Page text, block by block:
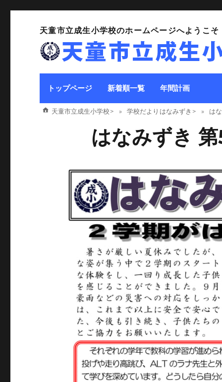
天童市立成生小学校のホームページへようこそ
トップページ 新着順一覧 年間計画
天童市立成生小学校 > 学校だより はなみずき > は
はなみずき